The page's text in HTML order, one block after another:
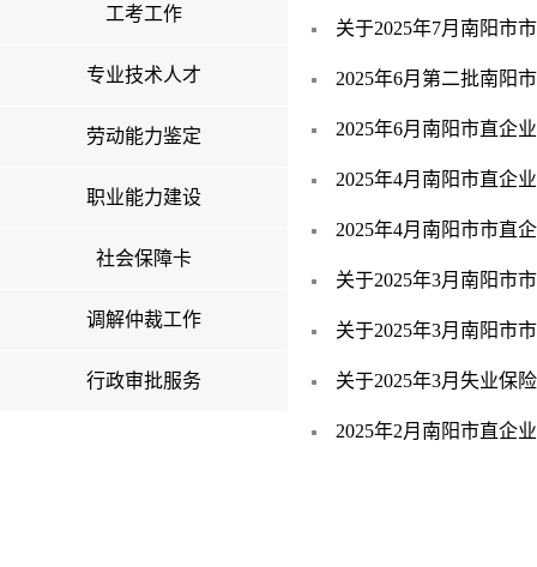
工考工作
专业技术人才
劳动能力鉴定
职业能力建设
社会保障卡
调解仲裁工作
行政审批服务
关于2025年7月南阳市
2025年6月第二批南阳
2025年6月南阳市直企
2025年4月南阳市直企
2025年4月南阳市市直
关于2025年3月南阳市
关于2025年3月南阳市
关于2025年3月失业保
2025年2月南阳市直企